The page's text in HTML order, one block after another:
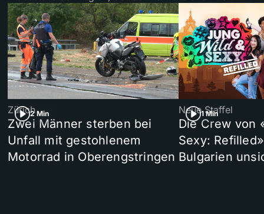
2 Min
Zürich
Zwei Männer sterben bei
Unfall mit gestohlenem
Motorrad in Oberengstringen
1 Min
Neue Staffel
Die Crew von
Sexy:
Bulgarien